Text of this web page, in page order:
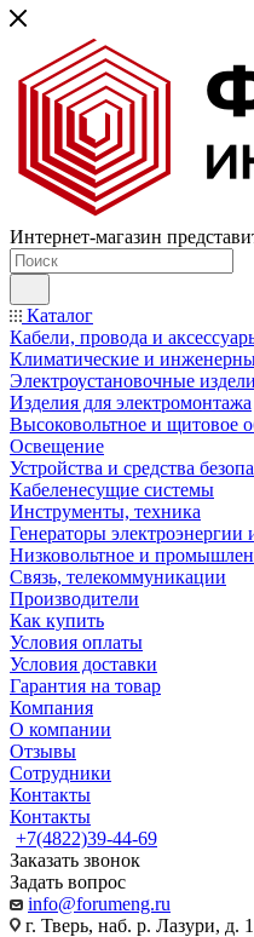
Интернет-магазин
Каталог
Кабели, провода и
Климатические и
Электроустановочные
Изделия для электромонтажа
Высоковольтное и щитовое
Освещение
Устройства и средства
Кабеленесущие системы
Инструменты, техника
Генераторы
Низковольтное и
Связь, телекоммуникации
Производители
Как купить
Условия оплаты
Условия доставки
Гарантия на товар
Компания
О компании
Отзывы
Сотрудники
Контакты
Контакты
+7(4822)39-44-69
Заказать звонок
Задать вопрос
info@forumeng.ru
г. Тверь, наб. р. Лазури, д.